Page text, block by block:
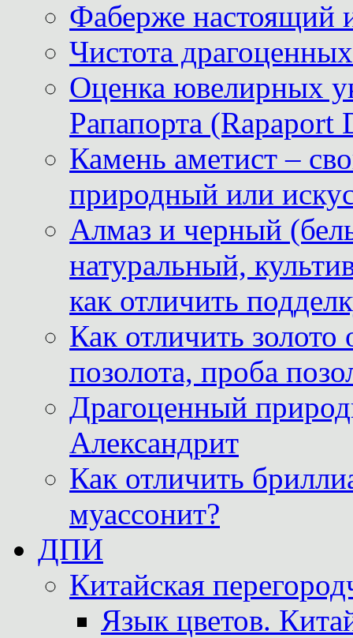
Фаберже настоящий
Чистота
Оценка ювелирных
Рапапорта (Rapaport
Камень аметист –
природный или
Алмаз и черный
натуральный,
как отличить
Как отличить
позолота, проба
Драгоценный
Александрит
Как отличить
муассонит?
ДПИ
Китайская
Язык цветов.